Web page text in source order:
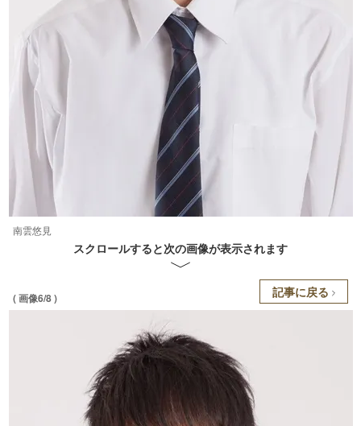
南雲悠見
スクロールすると次の画像が表示されます
( 画像6/8 ) 記事に戻る